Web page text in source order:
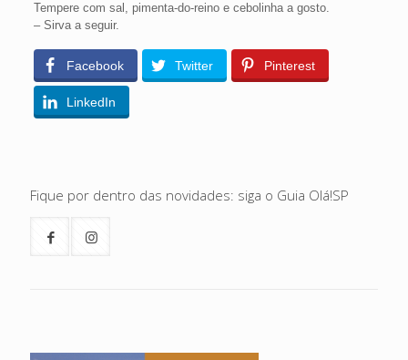
Tempere com sal, pimenta-do-reino e cebolinha a gosto.
– Sirva a seguir.
Facebook Twitter Pinterest
LinkedIn
Fique por dentro das novidades: siga o Guia Olá!SP